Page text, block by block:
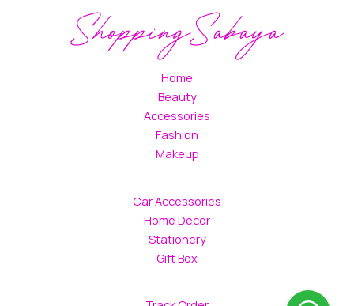
Home
Beauty
Accessories
Fashion
Makeup
Car Accessories
Home Decor
Stationery
Gift Box